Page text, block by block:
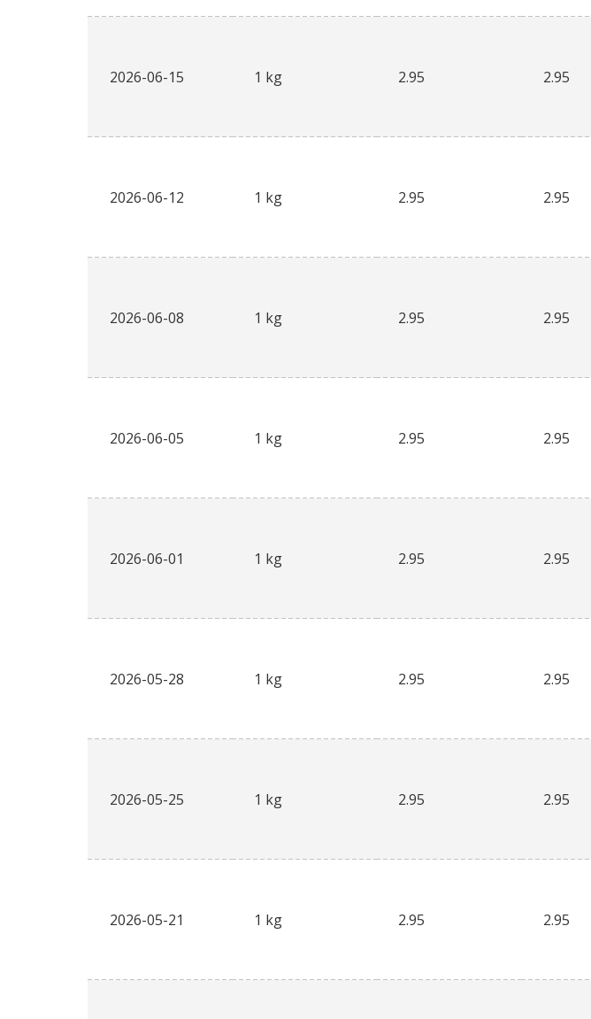
2026-06-15 1 kg 2.95 2.95
2026-06-12 1 kg 2.95 2.95
2026-06-08 1 kg 2.95 2.95
2026-06-05 1 kg 2.95 2.95
2026-06-01 1 kg 2.95 2.95
2026-05-28 1 kg 2.95 2.95
2026-05-25 1 kg 2.95 2.95
2026-05-21 1 kg 2.95 2.95